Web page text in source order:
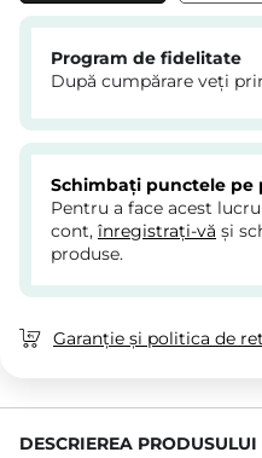
Program de fidelitate
După cumpărare veți
Schimbați punctele pe
Pentru a face acest lucru
cont, înregistrați-vă și
produse.
Garanție și politica de
DESCRIEREA PRODUSULUI